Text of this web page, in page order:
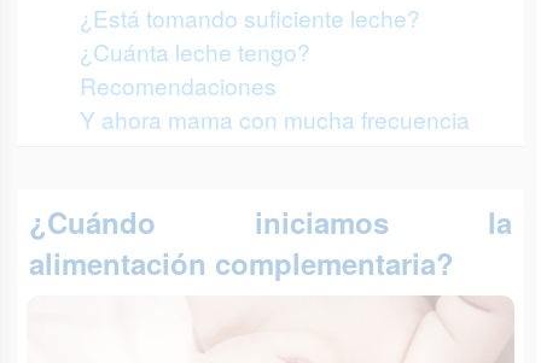
¿Está tomando suficiente leche?
¿Cuánta leche tengo?
Recomendaciones
Y ahora mama con mucha frecuencia
¿Cuándo iniciamos la
alimentación complementaria?